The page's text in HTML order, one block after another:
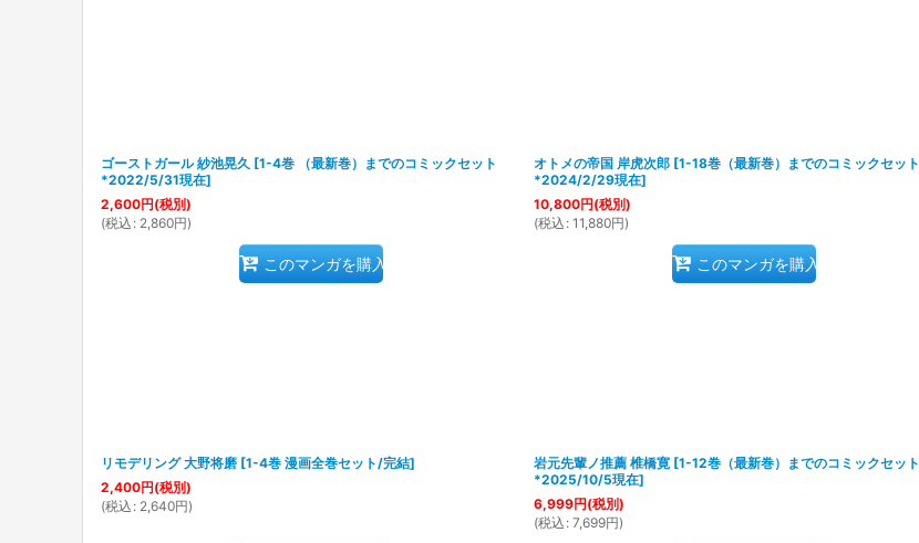
ゴーストガール 紗池晃久 [1-4巻 （最新巻）までのコミックセット
*2022/5/31現在]
2,600円(税別)
(税込 : 2,860円)
このマンガを購入
オトメの帝国 岸虎次郎 [1-18巻（最新巻）までのコミックセット
*2024/2/29現在]
10,800円(税別)
(税込 : 11,880円)
このマンガを購入
リモデリング 大野将磨 [1-4巻 漫画全巻セット/完結]
2,400円(税別)
(税込 : 2,640円)
岩元先輩ノ推薦 椎橋寛 [1-12巻（最新巻）までのコミックセット
*2025/10/5現在]
6,999円(税別)
(税込 : 7,699円)